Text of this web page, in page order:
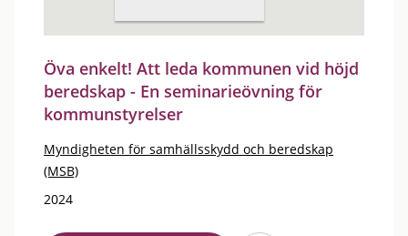
Öva enkelt! Att leda kommunen vid höjd
beredskap - En seminarieövning för
kommunstyrelser
Myndigheten för samhällsskydd och beredskap
(MSB)
2024